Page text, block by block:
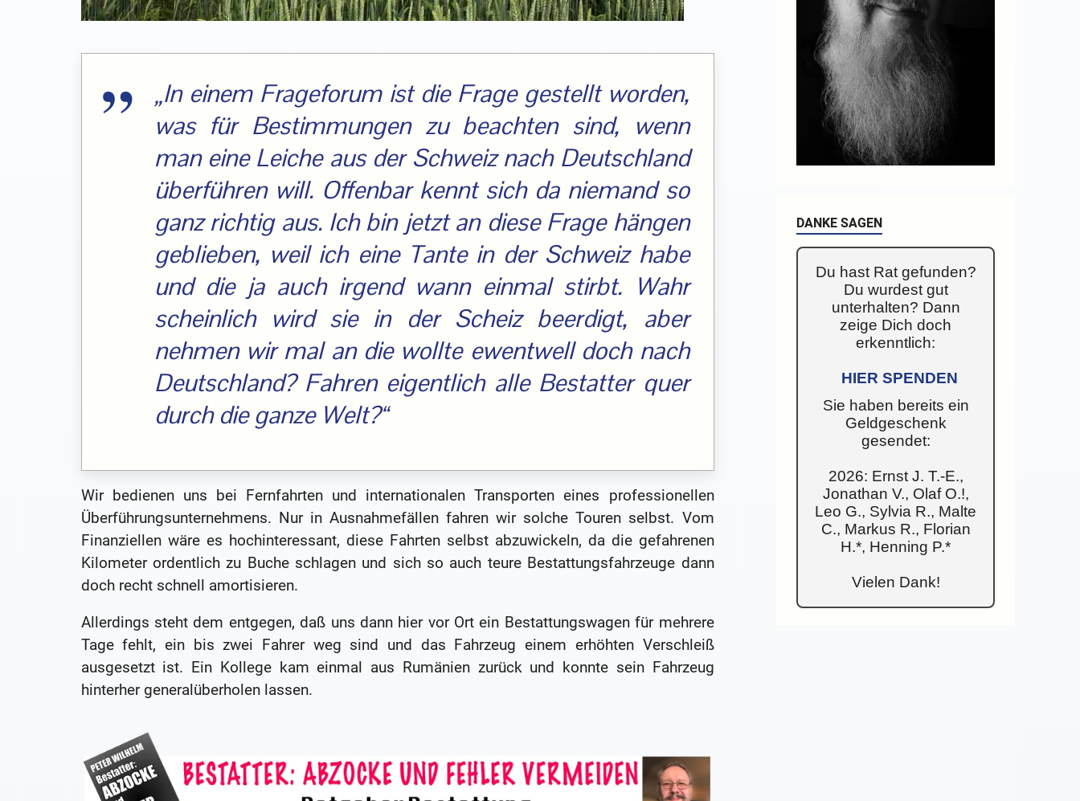
„In einem Frageforum ist die Frage gestellt worden,
was für Bestimmungen zu beachten sind, wenn
man eine Leiche aus der Schweiz nach Deutschland
überführen will. Offenbar kennt sich da niemand so
ganz richtig aus. Ich bin jetzt an diese Frage hängen
geblieben, weil ich eine Tante in der Schweiz habe
und die ja auch irgend wann einmal stirbt. Wahr
scheinlich wird sie in der Scheiz beerdigt, aber
nehmen wir mal an die wollte ewentwell doch nach
Deutschland? Fahren eigentlich alle Bestatter quer
durch die ganze Welt?“
Wir bedienen uns bei Fernfahrten und internationalen Transporten eines professionellen
Überführungsunternehmens. Nur in Ausnahmefällen fahren wir solche Touren selbst. Vom
Finanziellen wäre es hochinteressant, diese Fahrten selbst abzuwickeln, da die gefahrenen
Kilometer ordentlich zu Buche schlagen und sich so auch teure Bestattungsfahrzeuge dann
doch recht schnell amortisieren.
Allerdings steht dem entgegen, daß uns dann hier vor Ort ein Bestattungswagen für mehrere
Tage fehlt, ein bis zwei Fahrer weg sind und das Fahrzeug einem erhöhten Verschleiß
ausgesetzt ist. Ein Kollege kam einmal aus Rumänien zurück und konnte sein Fahrzeug
hinterher generalüberholen lassen.
DANKE SAGEN
Du hast Rat gefunden?
Du wurdest gut
unterhalten? Dann
zeige Dich doch
erkenntlich:
HIER SPENDEN
Sie haben bereits ein
Geldgeschenk
gesendet:
2026: Ernst J. T.-E.,
Jonathan V., Olaf O.!,
Leo G., Sylvia R., Malte
C., Markus R., Florian
H.*, Henning P.*
Vielen Dank!